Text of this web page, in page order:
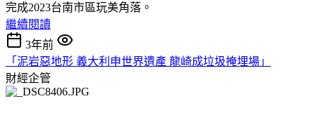
完成2023台南市區玩美角落。
繼續閱讀
3年前
「泥岩惡地形 義大利申世界遺產 龍崎成垃圾掩埋場」
財經企管